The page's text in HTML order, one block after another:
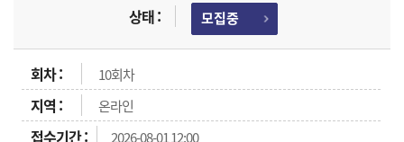
모집중
10회차
온라인
2026-08-01 12:00